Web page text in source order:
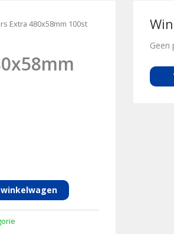
Extra 480x58mm 100st
Geen